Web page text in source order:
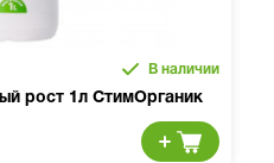
В наличии
рост 1л СтимОрганик